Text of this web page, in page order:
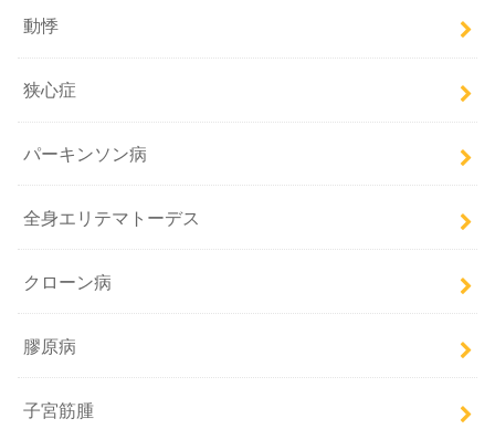
動悸
狭心症
パーキンソン病
全身エリテマトーデス
クローン病
膠原病
子宮筋腫